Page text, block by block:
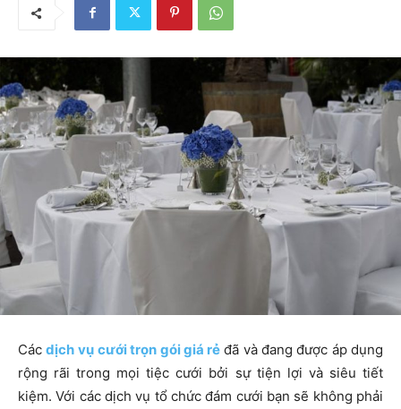
Cácdịch vụ cưới trọn gói giá rẻ đã và đang được áp dụng
rộng rãi trong mọi tiệc cưới bởi sự tiện lợi và siêu tiết
kiệm. Với các dịch vụ tổ chức đám cưới bạn sẽ không phải